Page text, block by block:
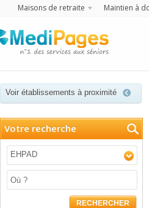
Maisons de retraite Maintien à
Voir établissements à proximité
Votre recherche
EHPAD
RECHERCHER